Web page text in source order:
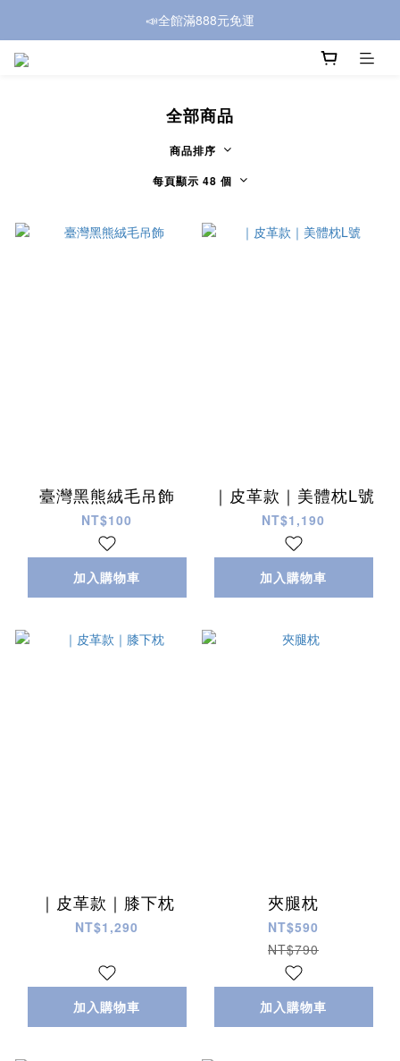
📣全館滿888元免運
全部商品
商品排序
每頁顯示 48 個
臺灣黑熊絨毛吊飾
NT$100
加入購物車
｜皮革款｜美體枕L號
NT$1,190
加入購物車
｜皮革款｜膝下枕
NT$1,290
加入購物車
夾腿枕
NT$590
NT$790
加入購物車